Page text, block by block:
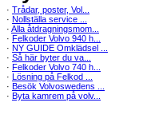
· Trådar, poster, Vol...
· Nollställa service ...
· Alla åtdragningsmom...
· Felkoder Volvo 940 h...
· NY GUIDE Omklädsel ...
· Så här byter du va...
· Felkoder Volvo 740 h...
· Lösning på Felkod ...
· Besök Volvoswedens ...
· Byta kamrem på volv...